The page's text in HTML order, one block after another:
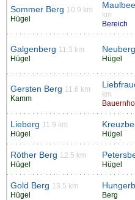
Sommer Berg 10.9 km
Hügel
km
Bereich
Galgenberg 11.3 km
Hügel
Neuberg
Hügel
Gersten Berg 11.6 km
Kamm
km
Lieberg 11.9 km
Hügel
Hügel
Röther Berg 12.5 km
Hügel
Hügel
Gold Berg 13.5 km
Hügel
Berg